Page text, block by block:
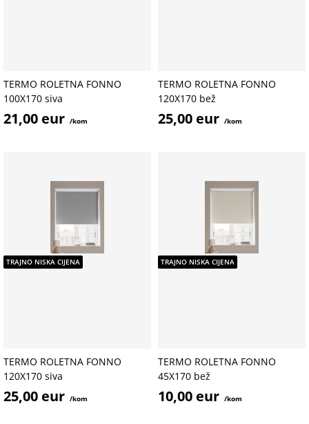
TERMO ROLETNA FONNO
100X170 siva
21,00 eur /kom
TERMO ROLETNA FONNO
120X170 bež
25,00 eur /kom
TRAJNO NISKA CIJENA
TERMO ROLETNA FONNO
120X170 siva
25,00 eur /kom
TRAJNO NISKA CIJENA
TERMO ROLETNA FONNO
45X170 bež
10,00 eur /kom